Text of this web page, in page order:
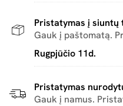
Pristatymas į siuntų
Gauk į paštomatą.
Rugpjūčio 11d.
Pristatymas
Gauk į namus.